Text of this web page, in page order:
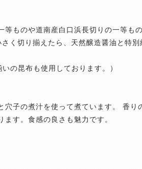
等ものや道南産白口浜長切りの一等も
く切り揃えたら、天然醸造醤油と特
の昆布も使用しております。）
穴子の煮汁を使って煮ています。 香り
す。食感の良さも魅力です。